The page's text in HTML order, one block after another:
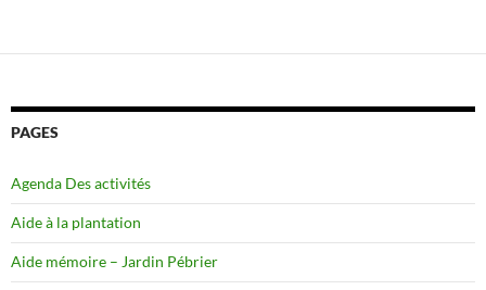
PAGES
Agenda Des activités
Aide à la plantation
Aide mémoire – Jardin Pébrier